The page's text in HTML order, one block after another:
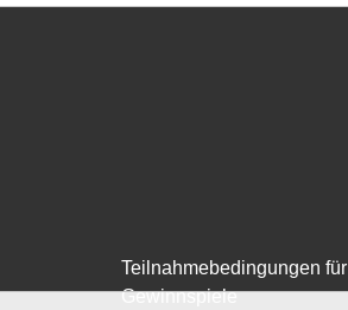
Teilnahmebedingungen für
Gewinnspiele